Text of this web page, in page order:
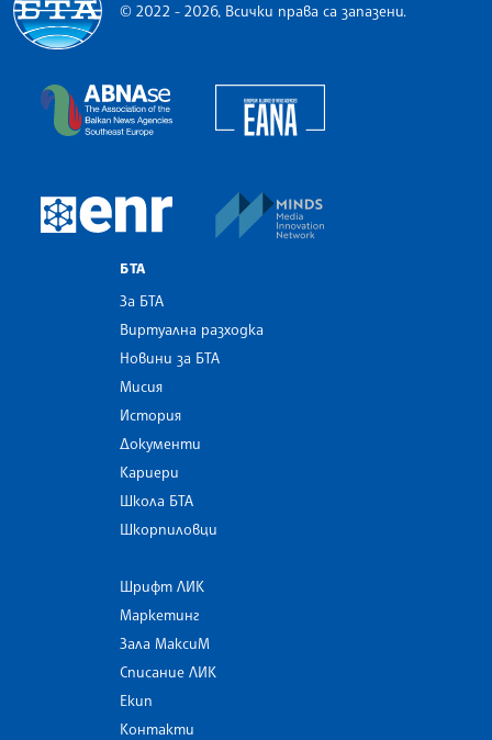
© 2022 - 2026, Всички права са запазени.
The Assocoation of the Balkan News Agencies
European Newsroom
БТА
За БТА
Виртуална разходка
Новини за БТА
Мисия
История
Документи
Кариери
Школа БТА
Шкорпиловци
Шрифт ЛИК
Маркетинг
Зала МаксиМ
Списание ЛИК
Екип
Контакти